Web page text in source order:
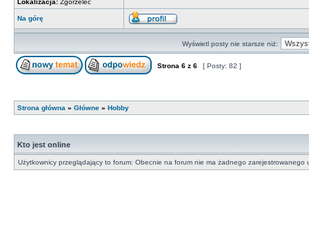
Lokalizacja: Zgorzelec
Na górę
Wyświetl posty nie starsze niż:
Strona 6 z 6 [ Posty: 82 ]
Strona główna » Główne » Hobby
Kto jest online
Użytkownicy przeglądający to forum: Obecnie na forum nie ma żadnego zarejestrowanego